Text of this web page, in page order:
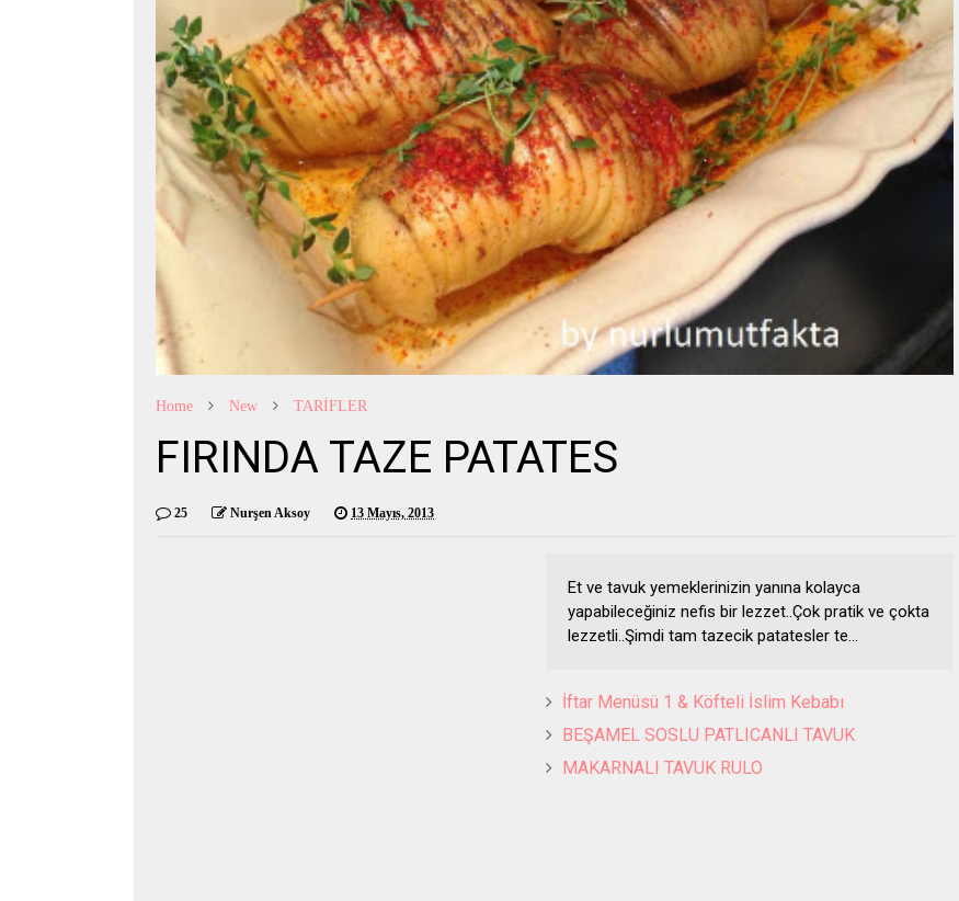
Home New TARİFLER
FIRINDA TAZE PATATES
25 Nurşen Aksoy 13 Mayıs, 2013
Et ve tavuk yemeklerinizin yanına kolayca
yapabileceğiniz nefis bir lezzet..Çok pratik ve çokta
lezzetli..Şimdi tam tazecik patatesler te...
İftar Menüsü 1 & Köfteli İslim Kebabı
BEŞAMEL SOSLU PATLICANLI TAVUK
MAKARNALI TAVUK RULO